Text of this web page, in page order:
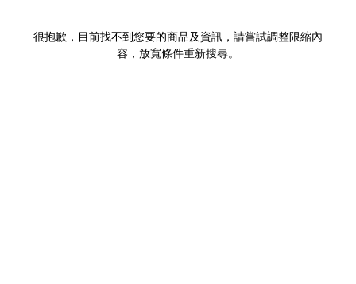
很抱歉，目前找不到您要的商品及資訊，請嘗試調整限縮內
容，放寬條件重新搜尋。